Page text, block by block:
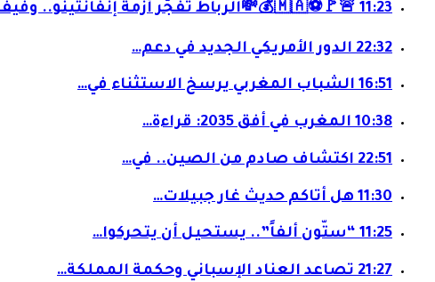
11:23🚨🚩⚽🇲🇦💰💸الرباط تفجّر أزمة إنفانتينو.. وفيفا…
22:32الدور الأمريكي الجديد في دعم…
16:51الشباب المغربي يرسخ الاستثناء في…
10:38المغرب في أفق 2035: قراءة…
22:51اكتشاف صادم من الصين.. في…
11:30هل أتاكم حديث غار جبيلات…
11:25“ستّون ألفاً”.. يستحيل أن يتحركوا…
21:27تصاعد العناد الإسباني وحكمة المملكة…